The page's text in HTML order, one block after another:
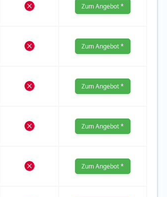
Zum Angebot *
Zum Angebot *
Zum Angebot *
Zum Angebot *
Zum Angebot *